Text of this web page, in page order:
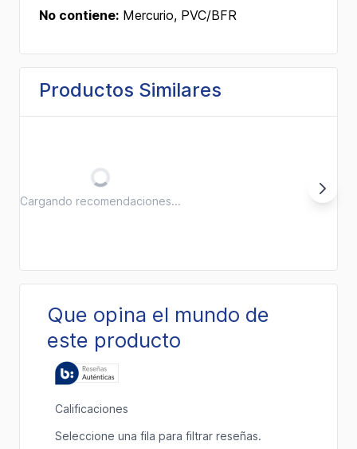
No contiene: Mercurio, PVC/BFR
Productos Similares
Cargando recomendaciones...